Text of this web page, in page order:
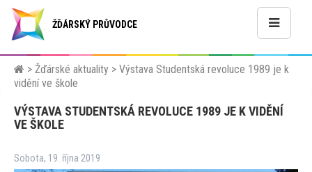
ŽĎÁRSKÝ PRŮVODCE
> Žďárské aktuality > Výstava Studentská revoluce 1989 je k
vidění ve škole
VÝSTAVA STUDENTSKÁ REVOLUCE 1989 JE K VIDĚNÍ
VE ŠKOLE
Sobota, 19. října 2019